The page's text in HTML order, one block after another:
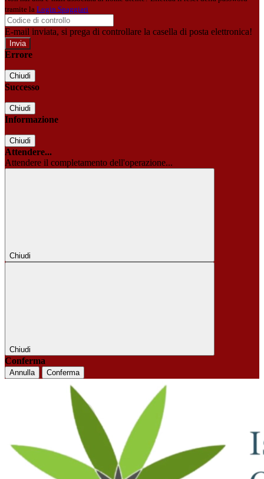
tramite la Login Spaggiari
E-mail inviata, si prega di controllare la casella di posta elettronica!
Errore
Chiudi
Successo
Chiudi
Informazione
Chiudi
Attendere...
Attendere il completamento dell'operazione...
Chiudi
Chiudi
Conferma
Annulla Conferma